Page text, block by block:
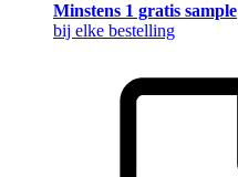
Minstens 1 gratis sample
bij elke bestelling